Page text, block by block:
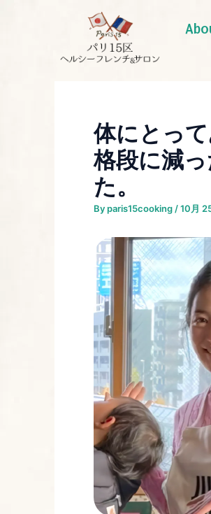
体にとっ
格段に減
た。
Byparis15cooking /10月
navigation